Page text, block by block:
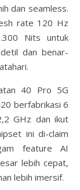
dan seamless.
rate 120 Hz
Nits untuk
dan benar-
40 Pro 5G
berfabrikasi 6
GHz dan ikut
ini di-claim
feature AI
lebih cepat,
lebih imersif.